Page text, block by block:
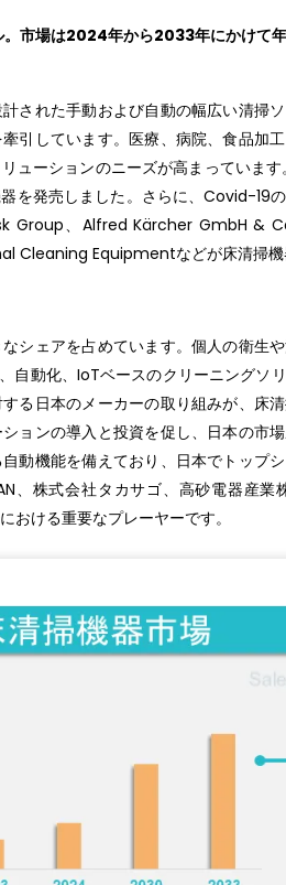
市場は2024年から2033年にかけて
された手動および自動の幅広い清掃
引しています。医療、病院、食品加
ューションのニーズが高まっていま
を発売しました。さらに、Covid-19
Group、Alfred Kärcher GmbH &
Cleaning Equipmentなどが床清掃機
シェアを占めています。個人の衛生
自動化、IoTベースのクリーニングソ
る日本のメーカーの取り組みが、床
ョンの導入と投資を促し、日本の市
動機能を備えており、日本でトップ
、株式会社タカサゴ、高砂電器産業
ける重要なプレーヤーです。